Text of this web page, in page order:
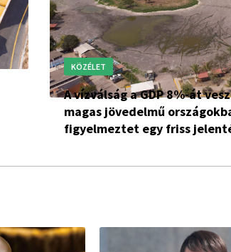
KÖZÉLET
A vízválság a GDP 8%-át
magas jövedelmű
figyelmeztet egy friss